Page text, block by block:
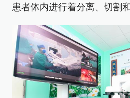
患者体内进行着分离、切割